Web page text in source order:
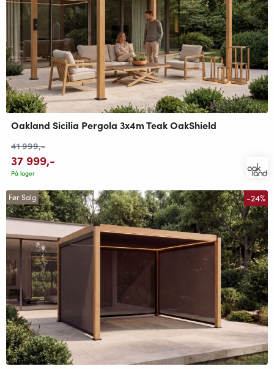
Oakland Sicilia Pergola 3x4m Teak OakShield
41 999,-
37 999,-
På lager
Før Salg -24%